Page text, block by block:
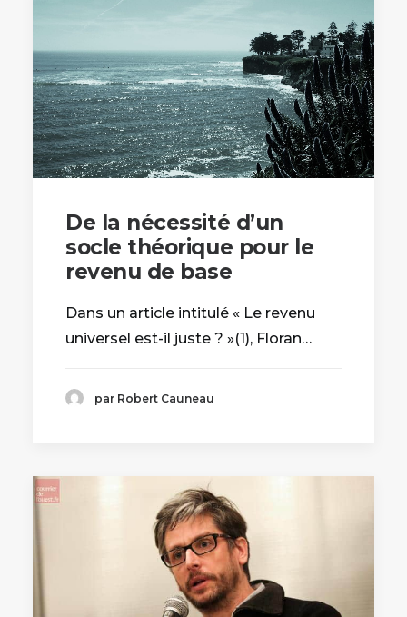
De la nécessité d’un
socle théorique pour le
revenu de base
Dans un article intitulé « Le revenu
universel est-il juste ? »(1), Floran…
par Robert Cauneau